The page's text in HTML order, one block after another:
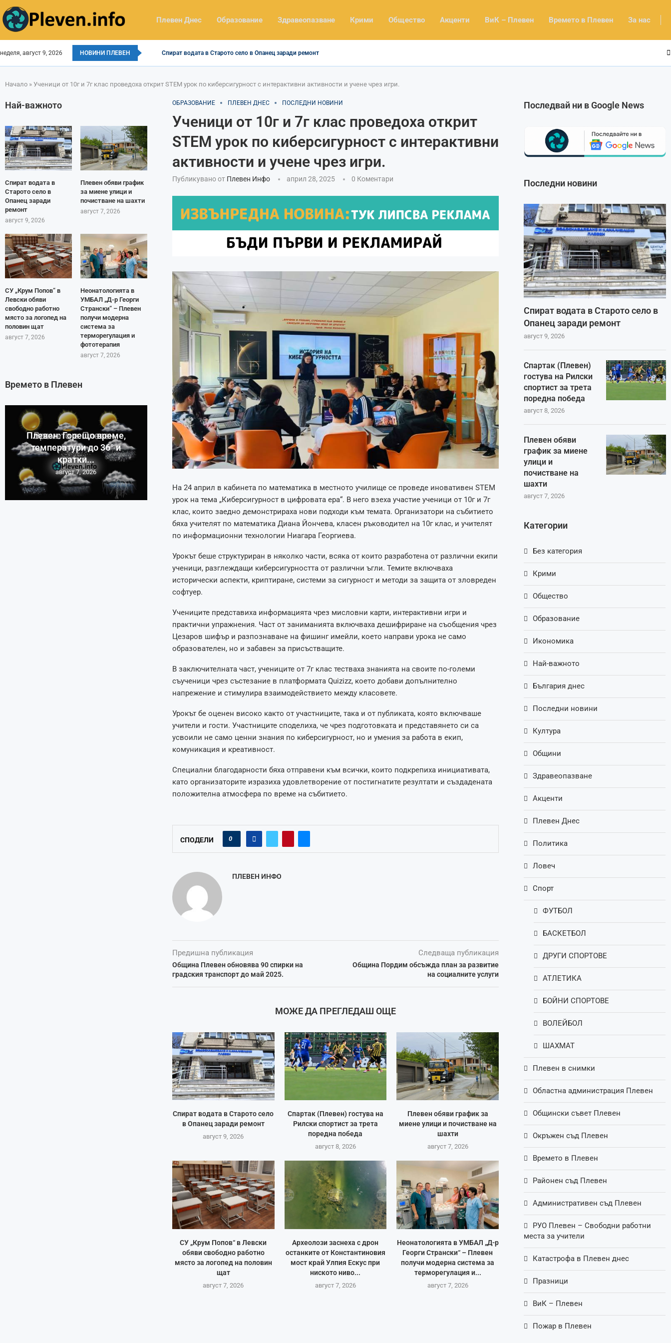
Плевен Днес Образование Здравеопазване Крими Общество Акценти ВиК – Плевен Времето в Плевен За нас
неделя, август 9, 2026 НОВИНИ ПЛЕВЕН Спират водата в Старото село в Опанец заради ремонт
Начало » Ученици от 10г и 7г клас проведоха открит STEM урок по киберсигурност с интерактивни активности и учене чрез игри.
ОБРАЗОВАНИЕ ПЛЕВЕН ДНЕС ПОСЛЕДНИ НОВИНИ
Ученици от 10г и 7г клас проведоха открит
STEM урок по киберсигурност с интерактивни
активности и учене чрез игри.
Публикувано от Плевен Инфо април 28, 2025 0 Коментари
На 24 април в кабинета по математика в местното училище се проведе иновативен STEM
урок на тема „Киберсигурност в цифровата ера“. В него взеха участие ученици от 10г и 7г
клас, които заедно демонстрираха нови подходи към темата. Организатори на събитието
бяха учителят по математика Диана Йончева, класен ръководител на 10г клас, и учителят
по информационни технологии Ниагара Георгиева.
Урокът беше структуриран в няколко части, всяка от които разработена от различни екипи
ученици, разглеждащи киберсигурността от различни ъгли. Темите включваха
исторически аспекти, криптиране, системи за сигурност и методи за защита от зловреден
софтуер.
Учениците представиха информацията чрез мисловни карти, интерактивни игри и
практични упражнения. Част от заниманията включваха дешифриране на съобщения чрез
Цезаров шифър и разпознаване на фишинг имейли, което направи урока не само
образователен, но и забавен за присъстващите.
В заключителната част, учениците от 7г клас тестваха знанията на своите по-големи
съученици чрез състезание в платформата Quizizz, което добави допълнително
напрежение и стимулира взаимодействието между класовете.
Урокът бе оценен високо както от участниците, така и от публиката, която включваше
учители и гости. Участниците споделиха, че чрез подготовката и представянето си са
усвоили не само ценни знания по киберсигурност, но и умения за работа в екип,
комуникация и креативност.
Специални благодарности бяха отправени към всички, които подкрепиха инициативата,
като организаторите изразиха удовлетворение от постигнатите резултати и създадената
положителна атмосфера по време на събитието.
СПОДЕЛИ 0
ПЛЕВЕН ИНФО
Предишна публикация
Община Плевен обновява 90 спирки на
градския транспорт до май 2025.
Следваща публикация
Община Пордим обсъжда план за развитие
на социалните услуги
МОЖЕ ДА ПРЕГЛЕДАШ ОЩЕ
Спират водата в Старото село
в Опанец заради ремонт
август 9, 2026
Спартак (Плевен) гостува на
Рилски спортист за трета
поредна победа
август 8, 2026
Плевен обяви график за
миене улици и почистване на
шахти
август 7, 2026
СУ „Крум Попов“ в Левски
обяви свободно работно
място за логопед на половин
щат
август 7, 2026
Археолози заснеха с дрон
останките от Константиновия
мост край Улпия Ескус при
ниското ниво...
август 7, 2026
Неонатологията в УМБАЛ „Д-р
Георги Странски“ – Плевен
получи модерна система за
терморегулация и...
август 7, 2026
Последвай ни в Google News
Последни новини
Спират водата в Старото село в
Опанец заради ремонт
август 9, 2026
Спартак (Плевен)
гостува на Рилски
спортист за трета
поредна победа
август 8, 2026
Плевен обяви
график за миене
улици и
почистване на
шахти
август 7, 2026
Категории
Без категория
Крими
Общество
Образование
Икономика
Най-важното
България днес
Последни новини
Култура
Общини
Здравеопазване
Акценти
Плевен Днес
Политика
Ловеч
Спорт
ФУТБОЛ
БАСКЕТБОЛ
ДРУГИ СПОРТОВЕ
АТЛЕТИКА
БОЙНИ СПОРТОВЕ
ВОЛЕЙБОЛ
ШАХМАТ
Плевен в снимки
Областна администрация Плевен
Общински съвет Плевен
Окръжен съд Плевен
Времето в Плевен
Районен съд Плевен
Административен съд Плевен
РУО Плевен – Свободни работни
места за учители
Катастрофа в Плевен днес
Празници
ВиК – Плевен
Пожар в Плевен
Най-важното
Спират водата в
Старото село в
Опанец заради
ремонт
август 9, 2026
Плевен обяви график
за миене улици и
почистване на шахти
август 7, 2026
СУ „Крум Попов“ в
Левски обяви
свободно работно
място за логопед на
половин щат
август 7, 2026
Неонатологията в
УМБАЛ „Д-р Георги
Странски“ – Плевен
получи модерна
система за
терморегулация и
фототерапия
август 7, 2026
Времето в Плевен
Плевен: Горещо време,
температури до 36° и
кратки...
август 7, 2026